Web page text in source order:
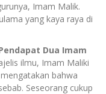
Imam Malik.
yang kaya raya di
Dua Imam
ilmu, Imam Maliki
bahwa
Seseorang cukup